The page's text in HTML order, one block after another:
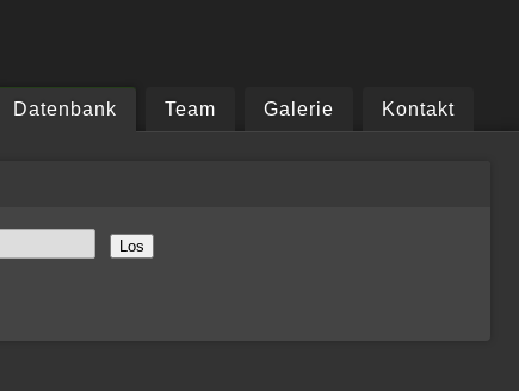
Datenbank Team Galerie Kontakt